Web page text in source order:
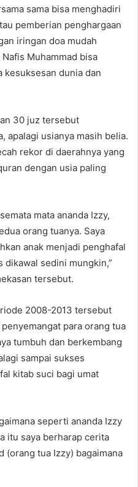
sama bisa menghadiri
pemberian penghargaan
iringan doa mudah
Muhammad bisa
kesuksesan dunia dan
30 juz tersebut
apalagi usianya masih belia.
rekor di daerahnya yang
dengan usia paling
mata ananda Izzy,
orang tuanya. Saya
anak menjadi penghafal
dikawal sedini mungkin,”
tersebut.
2008-2013 tersebut
para orang tua
tumbuh dan berkembang
sampai sukses
kitab suci bagi umat
seperti ananda Izzy
itu saya berharap cerita
(orang tua Izzy) bagaimana